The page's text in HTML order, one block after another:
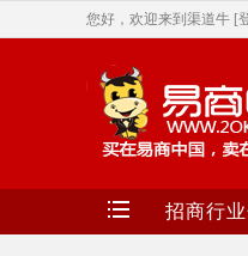
您好，欢迎来到渠道牛 [
招商行